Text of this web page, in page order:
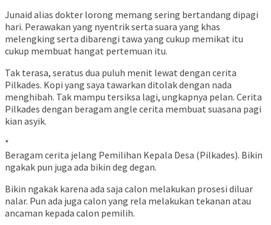
Junaid alias dokter lorong memang sering bertandang dipagi
hari. Perawakan yang nyentrik serta suara yang khas
melengking serta dibarengi tawa yang cukup memikat itu
cukup membuat hangat pertemuan itu.
Tak terasa, seratus dua puluh menit lewat dengan cerita
Pilkades. Kopi yang saya tawarkan ditolak dengan nada
menghibah. Tak mampu tersiksa lagi, ungkapnya pelan. Cerita
Pilkades dengan beragam angle cerita membuat suasana pagi
kian asyik.
*
Beragam cerita jelang Pemilihan Kepala Desa (Pilkades). Bikin
ngakak pun juga ada bikin deg degan.
Bikin ngakak karena ada saja calon melakukan prosesi diluar
nalar. Pun ada juga calon yang rela melakukan tekanan atau
ancaman kepada calon pemilih.